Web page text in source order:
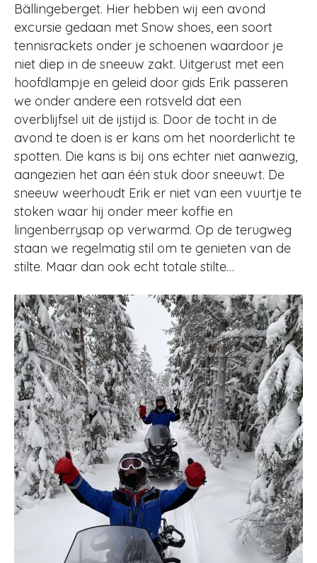
Bällingeberget. Hier hebben wij een avond
excursie gedaan met Snow shoes, een soort
tennisrackets onder je schoenen waardoor je
niet diep in de sneeuw zakt. Uitgerust met een
hoofdlampje en geleid door gids Erik passeren
we onder andere een rotsveld dat een
overblijfsel uit de ijstijd is. Door de tocht in de
avond te doen is er kans om het noorderlicht te
spotten. Die kans is bij ons echter niet aanwezig,
aangezien het aan één stuk door sneeuwt. De
sneeuw weerhoudt Erik er niet van een vuurtje te
stoken waar hij onder meer koffie en
lingenberrysap op verwarmd. Op de terugweg
staan we regelmatig stil om te genieten van de
stilte. Maar dan ook echt totale stilte…